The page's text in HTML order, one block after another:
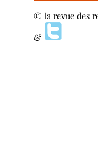
© la revue des
&